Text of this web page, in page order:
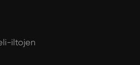
iltojen